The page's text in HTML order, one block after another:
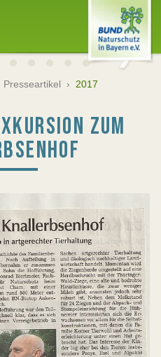
Presseartikel › 2017
ZUM